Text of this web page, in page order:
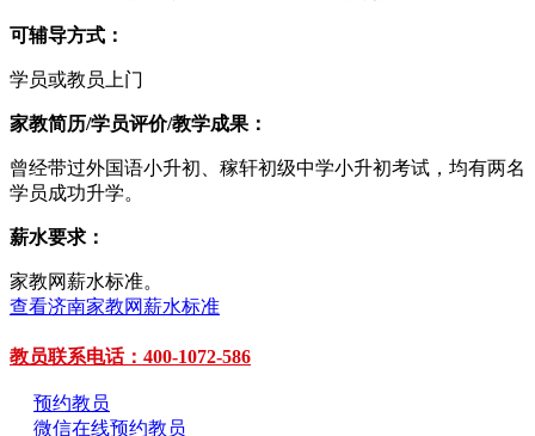
可辅导方式：
学员或教员上门
家教简历/学员评价/教学成果：
曾经带过外国语小升初、稼轩初级中学小升初考试，均有两名
学员成功升学。
薪水要求：
家教网薪水标准。
查看济南家教网薪水标准
教员联系电话：400-1072-586
预约教员
微信在线预约教员